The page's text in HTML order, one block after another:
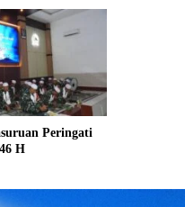
Peringati
H